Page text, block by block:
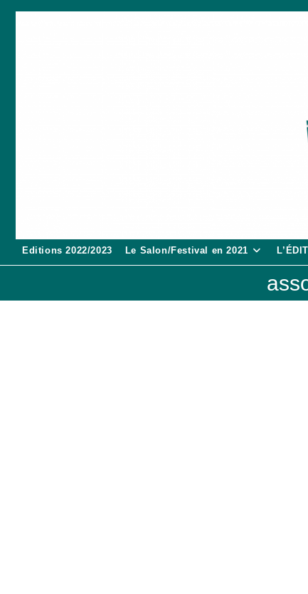
Editions 2022/2023 Le Salon/Festival en 2021